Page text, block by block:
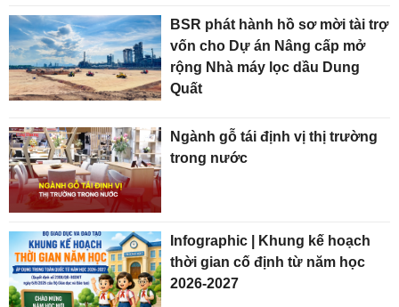
BSR phát hành hồ sơ mời tài trợ
vốn cho Dự án Nâng cấp mở
rộng Nhà máy lọc dầu Dung
Quất
Ngành gỗ tái định vị thị trường
trong nước
Infographic | Khung kế hoạch
thời gian cố định từ năm học
2026-2027